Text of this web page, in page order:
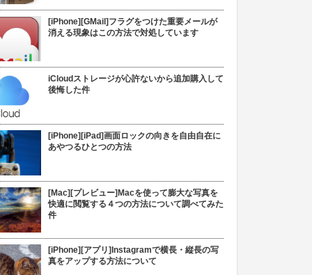
[iPhone][GMail]フラグをつけた重要メールが
消える現象はこの方法で対処しています
iCloudストレージが心許ないから追加購入して
後悔した件
[iPhone][iPad]画面ロックの向きを自由自在に
あやつるひとつの方法
[Mac][プレビュー]Macを使って膨大な写真を
快適に閲覧する４つの方法について調べてみた
件
[iPhone][アプリ]Instagramで横長・縦長の写
真をアップする方法について